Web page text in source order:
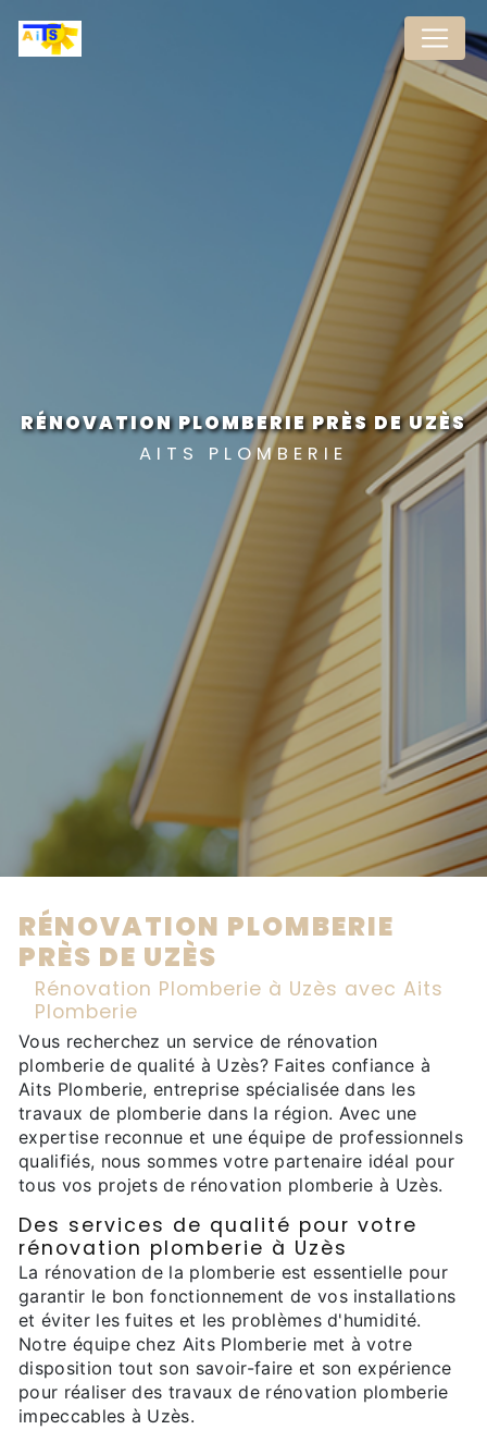
RÉNOVATION PLOMBERIE PRÈS DE UZÈS
AITS PLOMBERIE
RÉNOVATION PLOMBERIE
PRÈS DE UZÈS
Rénovation Plomberie à Uzès avec Aits
Plomberie
Vous recherchez un service de rénovation
plomberie de qualité à Uzès? Faites confiance à
Aits Plomberie, entreprise spécialisée dans les
travaux de plomberie dans la région. Avec une
expertise reconnue et une équipe de professionnels
qualifiés, nous sommes votre partenaire idéal pour
tous vos projets de rénovation plomberie à Uzès.
Des services de qualité pour votre
rénovation plomberie à Uzès
La rénovation de la plomberie est essentielle pour
garantir le bon fonctionnement de vos installations
et éviter les fuites et les problèmes d'humidité.
Notre équipe chez Aits Plomberie met à votre
disposition tout son savoir-faire et son expérience
pour réaliser des travaux de rénovation plomberie
impeccables à Uzès.